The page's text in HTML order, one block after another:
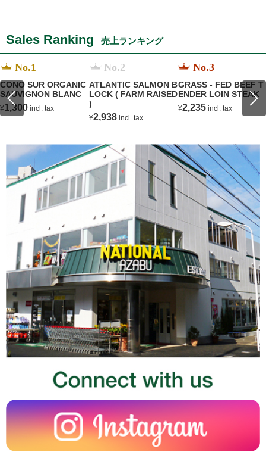
Sales Ranking 売上ランキング
No.1
CONO SUR ORGANIC
SAUVIGNON BLANC
¥1,300 incl. tax
No.2
ATLANTIC SALMON B
LOCK ( FARM RAISED
)
¥2,938 incl. tax
No.3
GRASS - FED BEEF T
ENDER LOIN STEAK
¥2,235 incl. tax